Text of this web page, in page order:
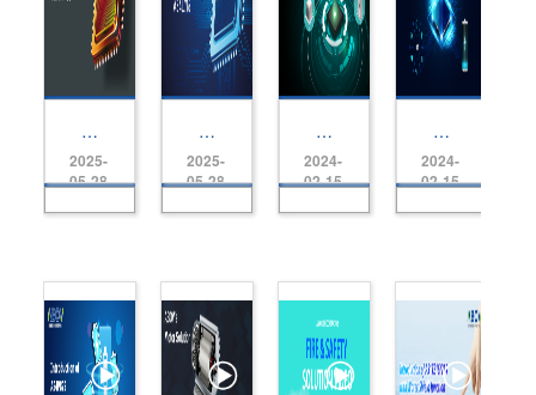
In
o
d
cti
A
3
M
4
5
6
2025-
05-28
In
o
d
cti
A
3
4
L
7
1
6
2025-
05-28
In
o
d
cti
A
3
3
G
5
3
x
2024-
02-15
In
o
d
cti
A
9
1
6
2024-
02-15